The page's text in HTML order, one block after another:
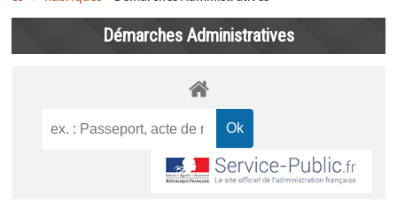
Démarches Administratives